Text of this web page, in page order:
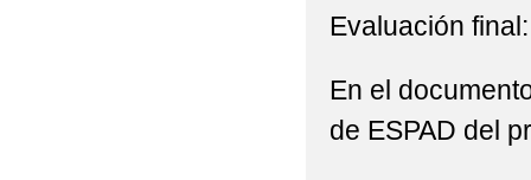
Evaluación
En el
de ESPAD del